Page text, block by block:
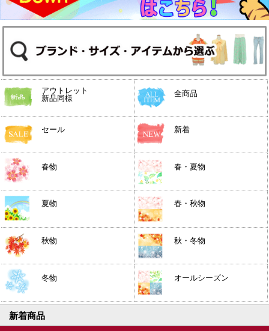
アウトレット
新品同様
全商品
セール 新着
春物 春・夏物
夏物 春・秋物
秋物 秋・冬物
冬物 オールシーズン
新着商品